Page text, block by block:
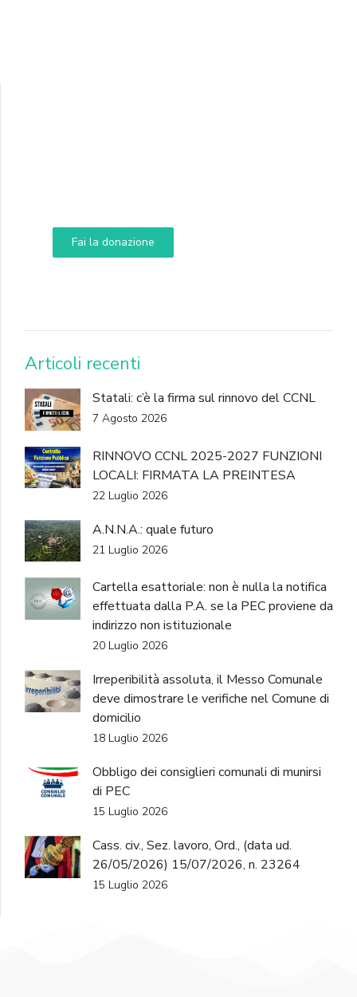
Fai la donazione
DONA
Articoli recenti
Statali: c’è la firma sul rinnovo del CCNL
7 Agosto 2026
RINNOVO CCNL 2025-2027 FUNZIONI
LOCALI: FIRMATA LA PREINTESA
22 Luglio 2026
A.N.N.A.: quale futuro
21 Luglio 2026
Cartella esattoriale: non è nulla la notifica
effettuata dalla P.A. se la PEC proviene da
indirizzo non istituzionale
20 Luglio 2026
Irreperibilità assoluta, il Messo Comunale
deve dimostrare le verifiche nel Comune di
domicilio
18 Luglio 2026
Obbligo dei consiglieri comunali di munirsi
di PEC
15 Luglio 2026
Cass. civ., Sez. lavoro, Ord., (data ud.
26/05/2026) 15/07/2026, n. 23264
15 Luglio 2026